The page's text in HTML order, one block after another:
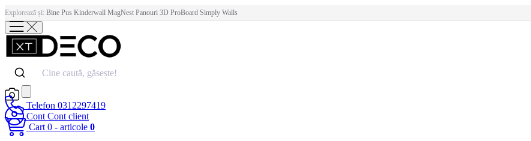
Explorează și: Bine Pus Kinderwall MagNest Panouri 3D ProBoard Simply Walls
Telefon 0312297419
Cont Cont client
Cart 0 - articole 0